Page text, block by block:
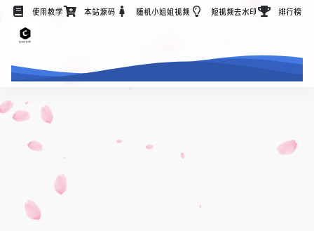
使用教学 本站源码 随机小姐姐视频 短视频去水印 排行榜